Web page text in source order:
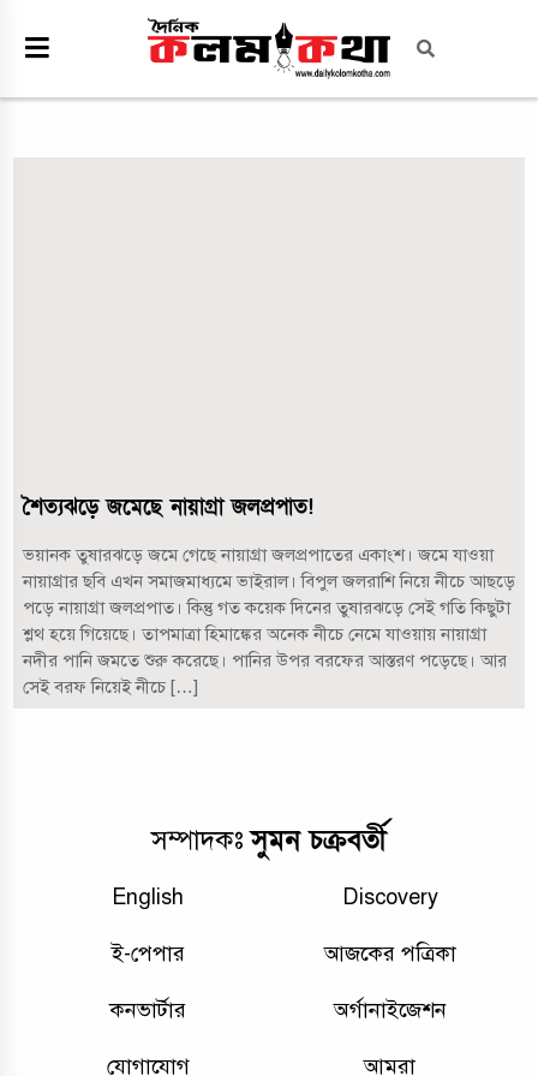
শৈত্যঝড়ে জমেছে নায়াগ্রা জলপ্রপাত!
ভয়ানক তুষারঝড়ে জমে গেছে নায়াগ্রা জলপ্রপাতের একাংশ। জমে যাওয়া
নায়াগ্রার ছবি এখন সমাজমাধ্যমে ভাইরাল। বিপুল জলরাশি নিয়ে নীচে আছড়ে
পড়ে নায়াগ্রা জলপ্রপাত। কিন্তু গত কয়েক দিনের তুষারঝড়ে সেই গতি কিছুটা
শ্লথ হয়ে গিয়েছে। তাপমাত্রা হিমাঙ্কের অনেক নীচে নেমে যাওয়ায় নায়াগ্রা
নদীর পানি জমতে শুরু করেছে। পানির উপর বরফের আস্তরণ পড়েছে। আর
সেই বরফ নিয়েই নীচে […]
সম্পাদকঃসুমন চক্রবর্তী
English Discovery
ই-পেপার আজকের পত্রিকা
কনভার্টার অর্গানাইজেশন
যোগাযোগ আমরা